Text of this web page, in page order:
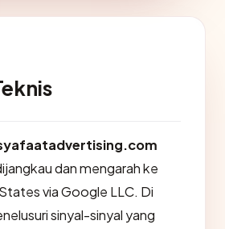
dan mengarah ke
via Google LLC. Di
sinyal-sinyal yang